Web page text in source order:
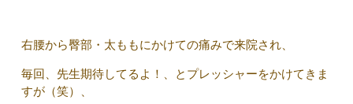
右腰から臀部・太ももにかけての痛みで来院され、
毎回、先生期待してるよ！、とプレッシャーをかけてきま
すが（笑）、